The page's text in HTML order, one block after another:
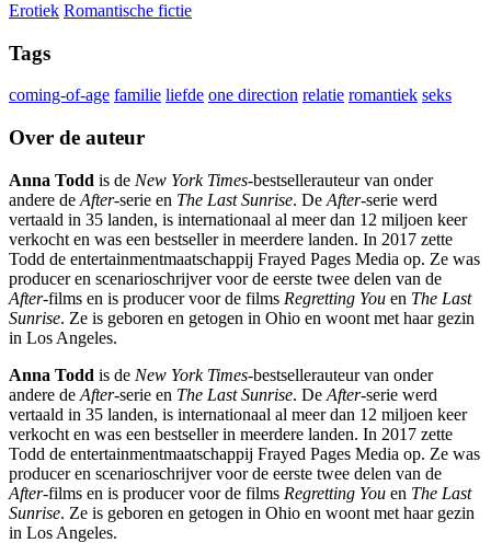
Erotiek Romantische fictie
Tags
coming-of-age familie liefde one direction relatie romantiek seks
Over de auteur
Anna Todd is de New York Times-bestsellerauteur van onder
andere de After-serie en The Last Sunrise. De After-serie werd
vertaald in 35 landen, is internationaal al meer dan 12 miljoen keer
verkocht en was een bestseller in meerdere landen. In 2017 zette
Todd de entertainmentmaatschappij Frayed Pages Media op. Ze was
producer en scenarioschrijver voor de eerste twee delen van de
After-films en is producer voor de films Regretting You en The Last
Sunrise. Ze is geboren en getogen in Ohio en woont met haar gezin
in Los Angeles.
Anna Todd is de New York Times-bestsellerauteur van onder
andere de After-serie en The Last Sunrise. De After-serie werd
vertaald in 35 landen, is internationaal al meer dan 12 miljoen keer
verkocht en was een bestseller in meerdere landen. In 2017 zette
Todd de entertainmentmaatschappij Frayed Pages Media op. Ze was
producer en scenarioschrijver voor de eerste twee delen van de
After-films en is producer voor de films Regretting You en The Last
Sunrise. Ze is geboren en getogen in Ohio en woont met haar gezin
in Los Angeles.